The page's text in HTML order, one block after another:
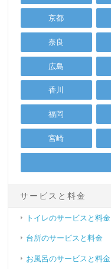
京都
奈良
広島
香川
福岡
宮崎
サービスと料金
トイレのサービスと料金
台所のサービスと料金
お風呂のサービスと料金